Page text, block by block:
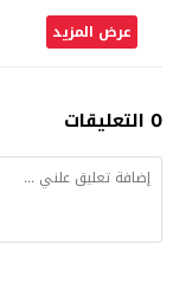
عرض المزيد
0 التعليقات